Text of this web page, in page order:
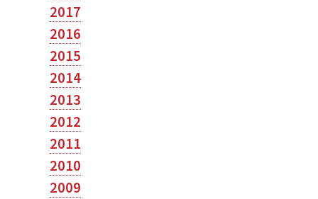
2017
2016
2015
2014
2013
2012
2011
2010
2009